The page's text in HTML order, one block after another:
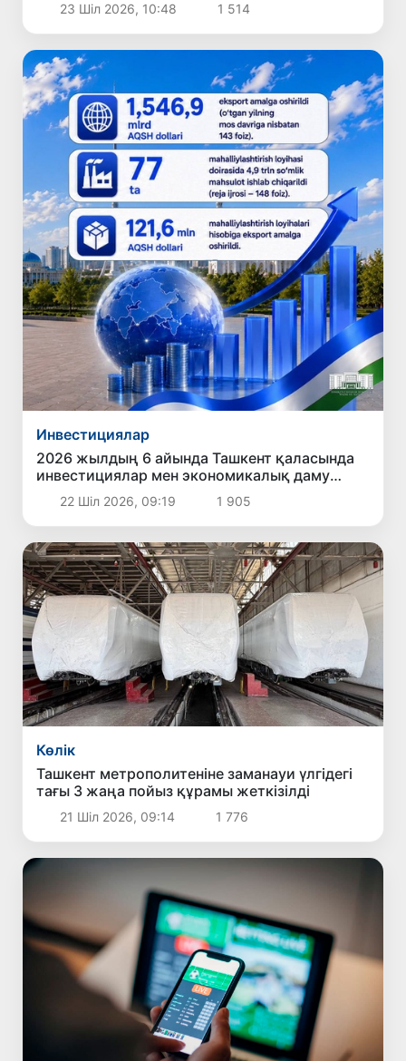
23 Шіл 2026, 10:48 1 514
Инвестициялар
2026 жылдың 6 айында Ташкент қаласында
инвестициялар мен экономикалық даму
бағытында қол жеткізілген негізгі нәтижелер
жарияландым
22 Шіл 2026, 09:19 1 905
Көлік
Ташкент метрополитеніне заманауи үлгідегі
тағы 3 жаңа пойыз құрамы жеткізілді
21 Шіл 2026, 09:14 1 776